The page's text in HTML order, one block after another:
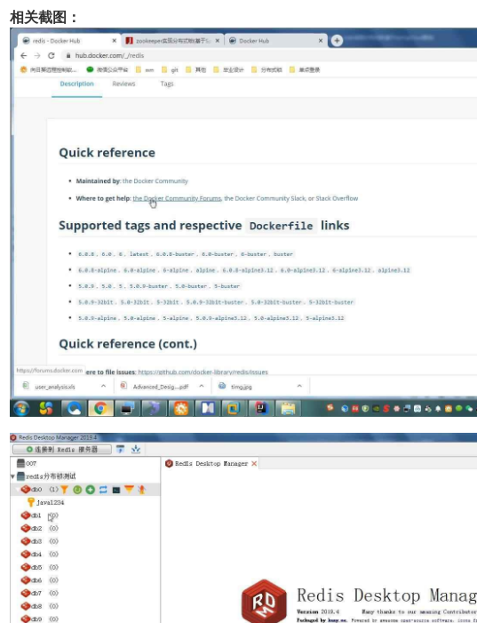
相关截图：